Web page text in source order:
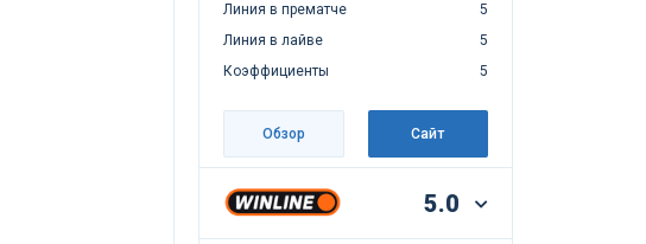
Линия в прематче
5
Линия в лайве
5
Коэффициенты
5
Обзор Сайт
5.0